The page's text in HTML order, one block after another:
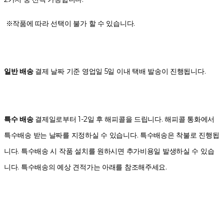
※작품에 따라 선택이 불가 할 수 있습니다.
일반 배송결제 날짜 기준 영업일 5일 이내 택배 발송이 진행됩니다.
특수 배송결제일로부터 1-2일 후 해피콜을 드립니다. 해피콜 통화에서
특수배송 받는 날짜를 지정하실 수 있습니다. 특수배송은 착불로 진행됩
니다. 특수배송 시 작품 설치를 원하시면 추가비용일 발생하실 수 있습
니다. 특수배송의 예상 견적가는 아래를 참조해주세요.